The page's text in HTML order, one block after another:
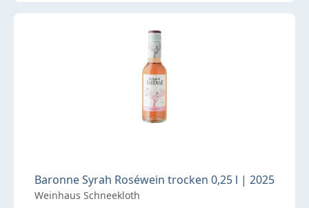
Baronne Syrah Roséwein trocken 0,25 l | 2025
Weinhaus Schneekloth